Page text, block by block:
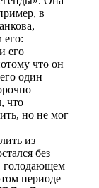
в
его:
его
что он
один
что
но не мог
из
без
голодающем
периоде